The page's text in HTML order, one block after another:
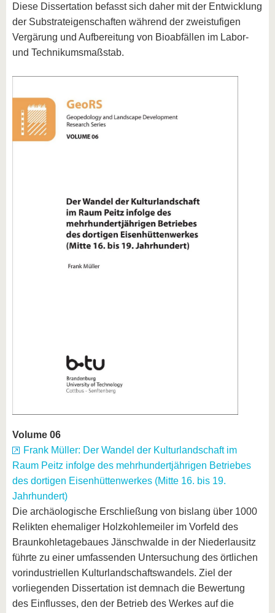
Diese Dissertation befasst sich daher mit der Entwicklung
der Substrateigenschaften während der zweistufigen
Vergärung und Aufbereitung von Bioabfällen im Labor-
und Technikumsmaßstab.
Volume 06
Frank Müller: Der Wandel der Kulturlandschaft im
Raum Peitz infolge des mehrhundertjährigen Betriebes
des dortigen Eisenhüttenwerkes (Mitte 16. bis 19.
Jahrhundert)
Die archäologische Erschließung von bislang über 1000
Relikten ehemaliger Holzkohlemeiler im Vorfeld des
Braunkohletagebaues Jänschwalde in der Niederlausitz
führte zu einer umfassenden Untersuchung des örtlichen
vorindustriellen Kulturlandschaftswandels. Ziel der
vorliegenden Dissertation ist demnach die Bewertung
des Einflusses, den der Betrieb des Werkes auf die